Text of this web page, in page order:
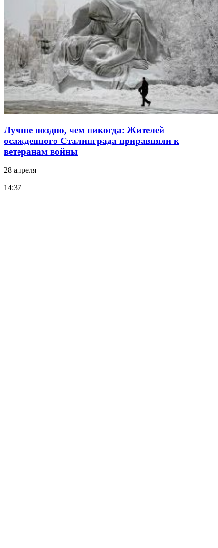
Лучше поздно, чем никогда: Жителей
осажденного Сталинграда приравняли к
ветеранам войны
28 апреля
14:37